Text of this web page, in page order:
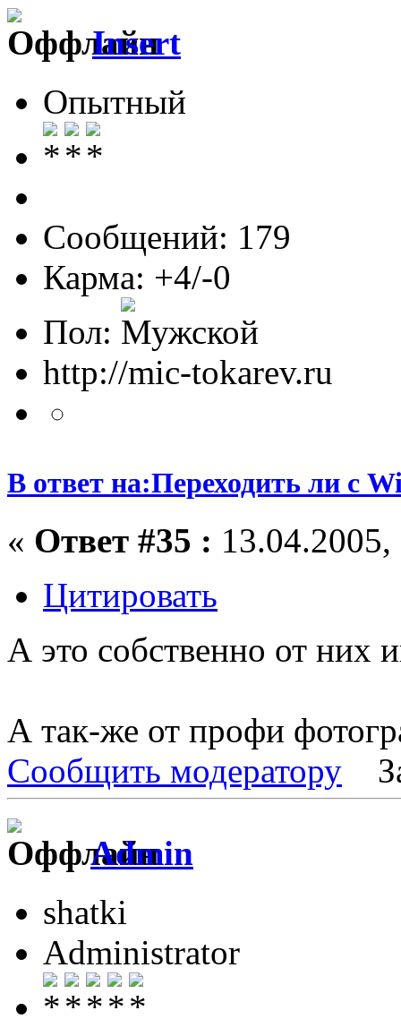
Insert
Опытный
Сообщений: 179
Карма: +4/-0
Пол:
http://mic-tokarev.ru
В ответ на:Переходить ли с
« Ответ #35 :
Цитировать
А это собственно от них
А так-же от профи
Сообщить модератору
Admin
shatki
Administrator